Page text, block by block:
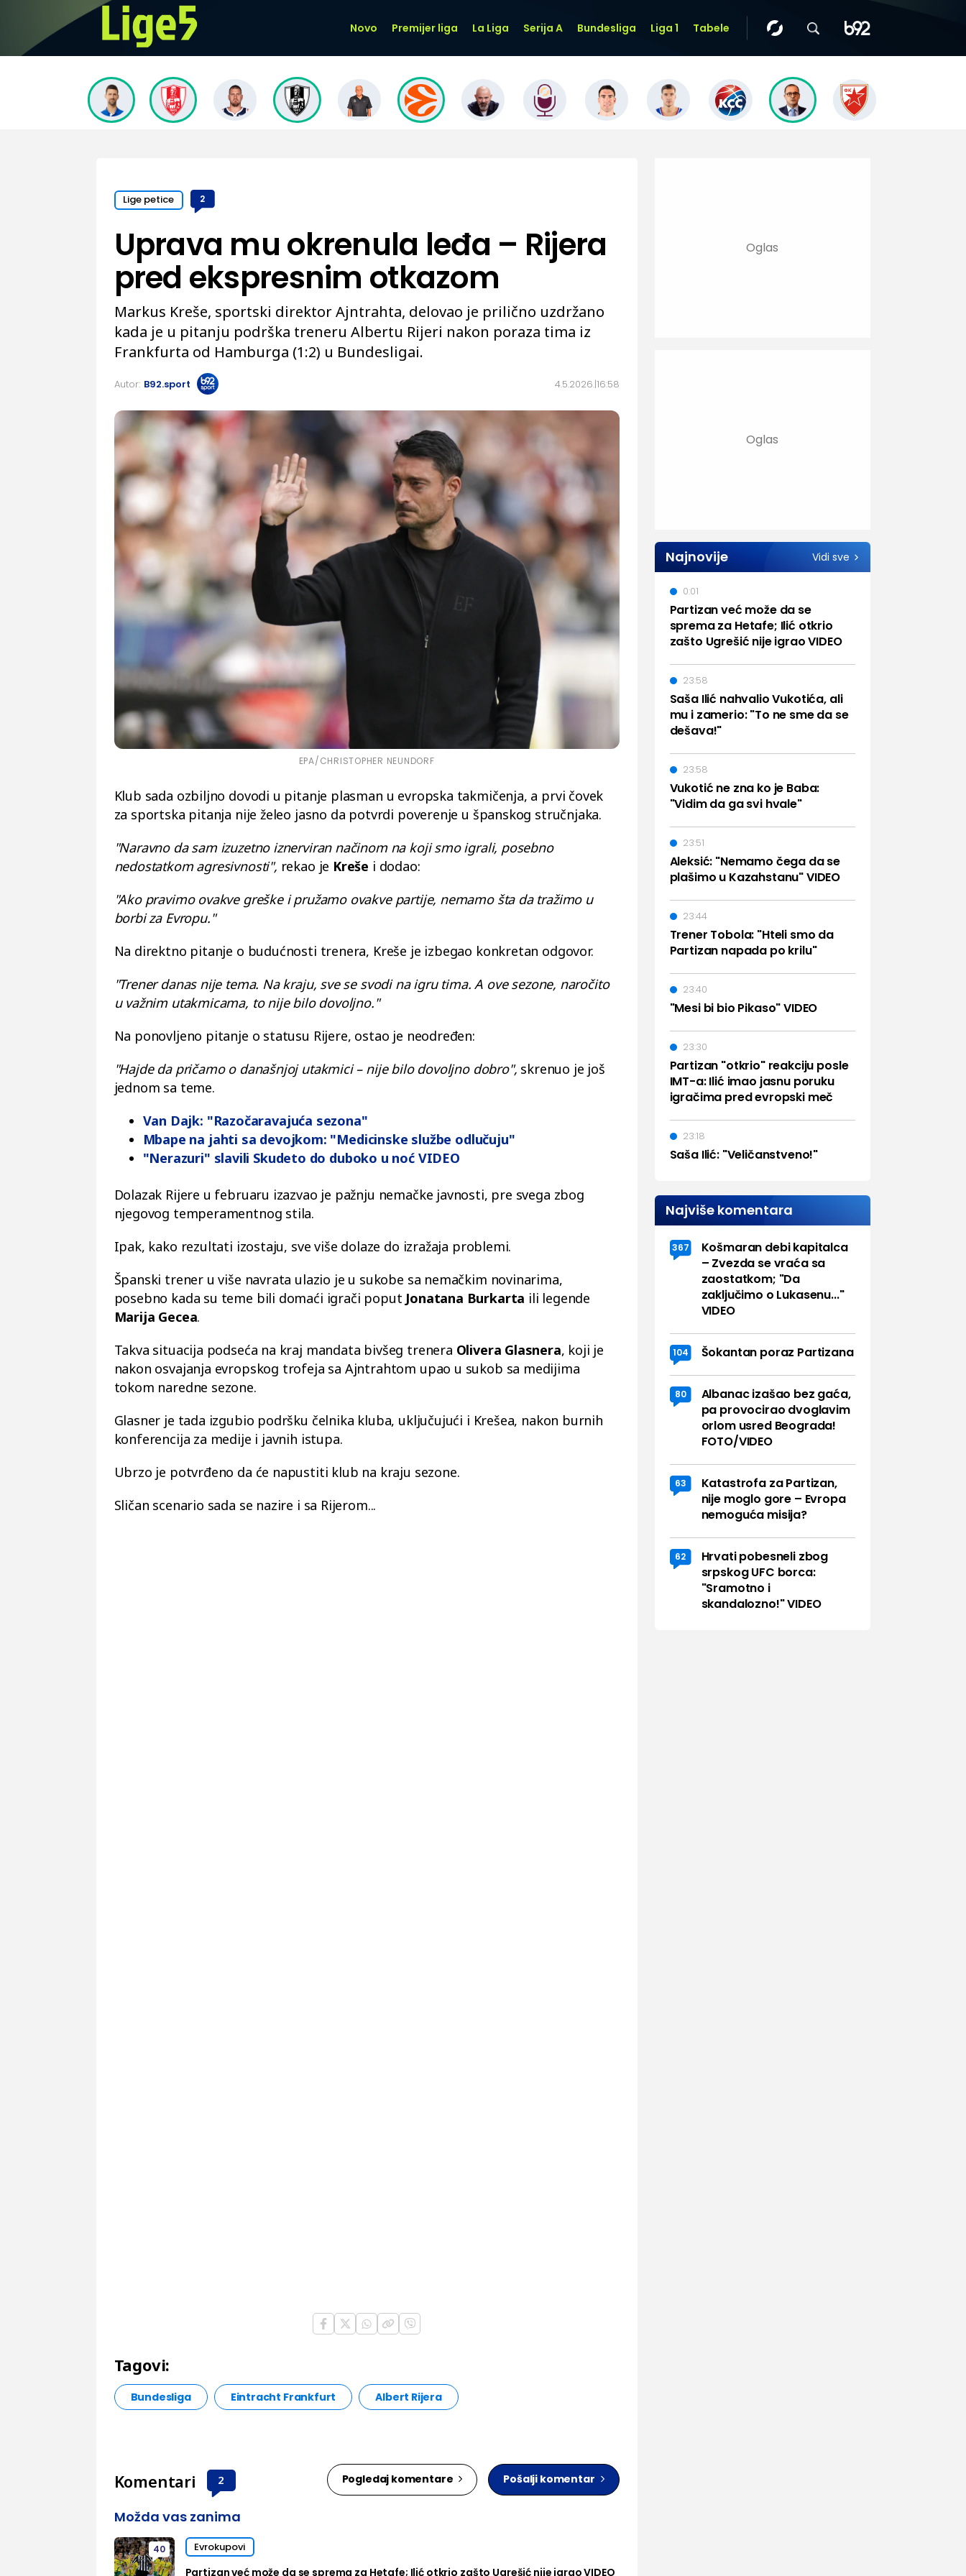
Novo Premijer liga La Liga Serija A Bundesliga Liga 1 Tabele
Lige petice 2
4.5.2026. 16:58
Uprava mu okrenula leđa – Rijera
pred ekspresnim otkazom
Markus Kreše, sportski direktor Ajntrahta, delovao je prilično uzdržano
kada je u pitanju podrška treneru Albertu Rijeri nakon poraza tima iz
Frankfurta od Hamburga (1:2) u Bundesligai.
Autor: B92.sport
EPA/CHRISTOPHER NEUNDORF
Klub sada ozbiljno dovodi u pitanje plasman u evropska takmičenja, a prvi čovek
za sportska pitanja nije želeo jasno da potvrdi poverenje u španskog stručnjaka.
"Naravno da sam izuzetno iznerviran načinom na koji smo igrali, posebno
nedostatkom agresivnosti", rekao je Kreše i dodao:
"Ako pravimo ovakve greške i pružamo ovakve partije, nemamo šta da tražimo u
borbi za Evropu."
Na direktno pitanje o budućnosti trenera, Kreše je izbegao konkretan odgovor.
"Trener danas nije tema. Na kraju, sve se svodi na igru tima. A ove sezone, naročito
u važnim utakmicama, to nije bilo dovoljno."
Na ponovljeno pitanje o statusu Rijere, ostao je neodređen:
"Hajde da pričamo o današnjoj utakmici – nije bilo dovoljno dobro", skrenuo je još
jednom sa teme.
Van Dajk: "Razočaravajuća sezona"
Mbape na jahti sa devojkom: "Medicinske službe odlučuju"
"Nerazuri" slavili Skudeto do duboko u noć VIDEO
Dolazak Rijere u februaru izazvao je pažnju nemačke javnosti, pre svega zbog
njegovog temperamentnog stila.
Ipak, kako rezultati izostaju, sve više dolaze do izražaja problemi.
Španski trener u više navrata ulazio je u sukobe sa nemačkim novinarima,
posebno kada su teme bili domaći igrači poput Jonatana Burkarta ili legende
Marija Gecea.
Takva situacija podseća na kraj mandata bivšeg trenera Olivera Glasnera, koji je
nakon osvajanja evropskog trofeja sa Ajntrahtom upao u sukob sa medijima
tokom naredne sezone.
Glasner je tada izgubio podršku čelnika kluba, uključujući i Krešea, nakon burnih
konferencija za medije i javnih istupa.
Ubrzo je potvrđeno da će napustiti klub na kraju sezone.
Sličan scenario sada se nazire i sa Rijerom...
Tagovi:
Bundesliga Eintracht Frankfurt Albert Rijera
Komentari 2 Pogledaj komentare Pošalji komentar
Možda vas zanima
40 Evrokupovi
Partizan već može da se sprema za Hetafe; Ilić otkrio zašto Ugrešić nije igrao VIDEO
Najnovije Vidi sve
Partizan već može da se
sprema za Hetafe; Ilić otkrio
zašto Ugrešić nije igrao VIDEO
0:01
Saša Ilić nahvalio Vukotića, ali
mu i zamerio: "To ne sme da se
dešava!"
23:58
Vukotić ne zna ko je Baba:
"Vidim da ga svi hvale"
23:58
Aleksić: "Nemamo čega da se
plašimo u Kazahstanu" VIDEO
23:51
Trener Tobola: "Hteli smo da
Partizan napada po krilu"
23:44
"Mesi bi bio Pikaso" VIDEO
23:40
Partizan "otkrio" reakciju posle
IMT-a: Ilić imao jasnu poruku
igračima pred evropski meč
23:30
Saša Ilić: "Veličanstveno!"
23:18
Najviše komentara
367
Košmaran debi kapitalca
– Zvezda se vraća sa
zaostatkom; "Da
zaključimo o Lukasenu..."
VIDEO
104 Šokantan poraz Partizana
80
Albanac izašao bez gaća,
pa provocirao dvoglavim
orlom usred Beograda!
FOTO/VIDEO
63
Katastrofa za Partizan,
nije moglo gore – Evropa
nemoguća misija?
62
Hrvati pobesneli zbog
srpskog UFC borca:
"Sramotno i
skandalozno!" VIDEO